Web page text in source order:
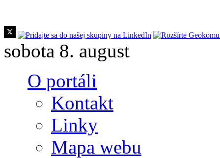
Skočiť na hlavný obsah
sobota 8. august
O portáli
Kontakt
Linky
Mapa webu